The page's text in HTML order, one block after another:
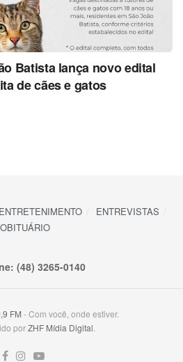
Batista lança novo edital
de cães e gatos
ENTRETENIMENTO
ENTREVISTAS
OBITUÁRIO
(48) 3265-0140
FM - Com você, onde estiver.
porZHF Mídia Digital